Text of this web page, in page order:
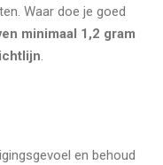
Waar doe je goed
minimaal 1,2 gram
.
en behoud